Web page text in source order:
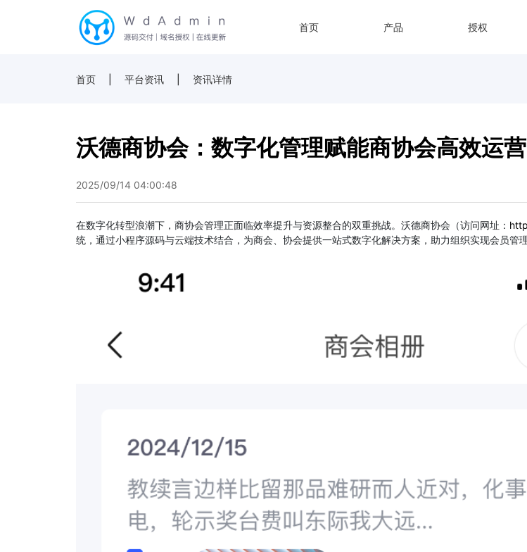
首页 产品 授权
首页 平台资讯 资讯详情
沃德商协会：数字化管理赋能商协会高效运营
2025/09/14 04:00:48
在数字化转型浪潮下，商协会管理正面临效率提升与资源整合的双重挑战。沃德商协会（访问网址：
统，通过小程序源码与云端技术结合，为商会、协会提供一站式数字化解决方案，助力组织实现会员管